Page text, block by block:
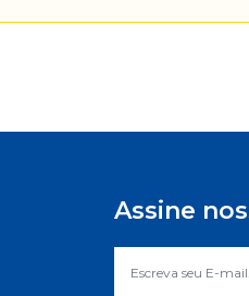
Assine